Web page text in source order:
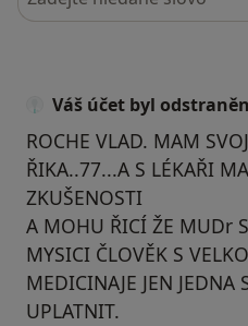
Váš účet byl odstraněn
ROCHE VLAD. MAM
ŘIKA..77...A S LÉKAŘI
ZKUŠENOSTI
A MOHU ŘICÍ ŽE MUDr
MYSICI ČLOVĚK S
MEDICINAJE JEN
UPLATNIT.